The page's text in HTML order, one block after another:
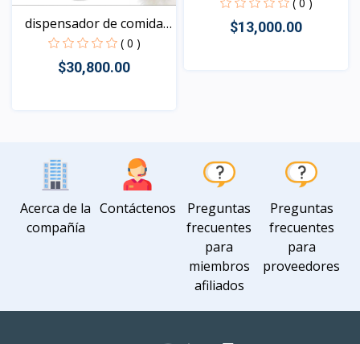
dispensador de comida
( 0 )
$30,800.00
$13,000.00
Acerca de la
compañía
Contáctenos
Preguntas
frecuentes
para
miembros
afiliados
Preguntas
frecuentes
para
proveedores